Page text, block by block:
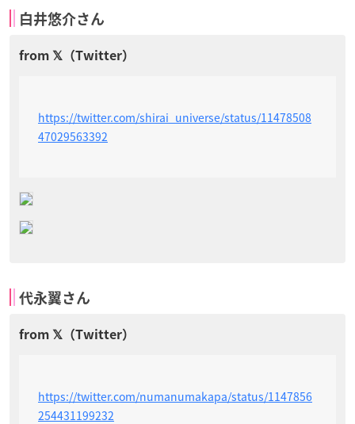
白井悠介さん
https://twitter.com/shirai_universe/status/11478508
47029563392
代永翼さん
https://twitter.com/numanumakapa/status/1147856
254431199232